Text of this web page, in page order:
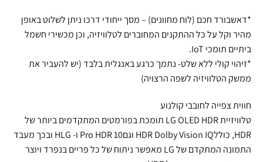
*דאשבורד חכם (לוח מחוונים) – מסך ייחודי דרכו ניתן לשלוט באופן
מהיר וקל על כל ההתקנים המחוברים לטלוויזיה, וכן מכשירי חשמל
ביתיים תומכי IoT.
*זיהוי קולי ללא שלט- נתמך כרגע באנגלית בלבד (יש להעביר את
ממשק הטלוויזיה לשפה הרצויה)
חווית צפייה לחובבי קולנוע
טלוויזיית LG OLED HDR תומכת בפורמטים המתקדמים ביותר של
HDR, כוללHDR Dolby Vision IQ וגםPro HDR 10 ו- HLG ובכך מעבד
התמונה המתקדם של LG מאפשר ניתוח של כל פריים בנפרד ויוצר